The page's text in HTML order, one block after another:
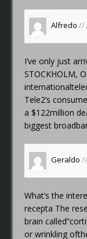
Alfredo //
I’ve only just
STOCKHOLM,
Tele2’s
a $122million
biggest
Geraldo
What’s the
recepta The
brain
or wrinkling